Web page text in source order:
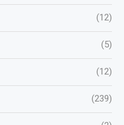
(12)
(5)
(12)
(239)